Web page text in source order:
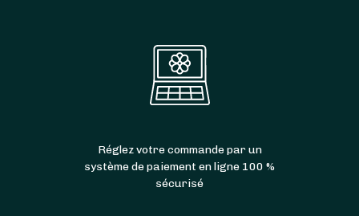
Réglez votre commande par un
système de paiement en ligne 100 %
sécurisé